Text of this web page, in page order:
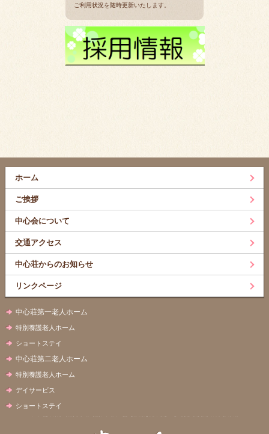
ご利用状況を随時更新いたします。
ホーム
ご挨拶
中心会について
交通アクセス
中心荘からのお知らせ
リンクページ
中心荘第一老人ホーム
特別養護老人ホーム
ショートステイ
中心荘第二老人ホーム
特別養護老人ホーム
デイサービス
ショートステイ